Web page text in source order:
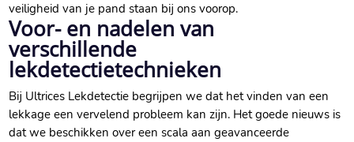
veiligheid van je pand staan bij ons voorop.​
Voor- en nadelen van
verschillende
lekdetectietechnieken
Bij Ultrices Lekdetectie begrijpen we dat het vinden van een
lekkage een vervelend probleem kan zijn.​ Het goede nieuws is
dat we beschikken over een scala aan geavanceerde